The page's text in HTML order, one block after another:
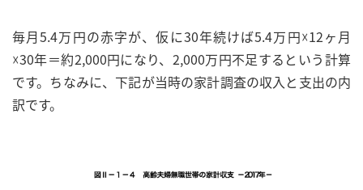
毎月5.4万円の赤字が、仮に30年続けば5.4万円☓12ヶ月
☓30年＝約2,000円になり、2,000万円不足するという計算
です。ちなみに、下記が当時の家計調査の収入と支出の内
訳です。